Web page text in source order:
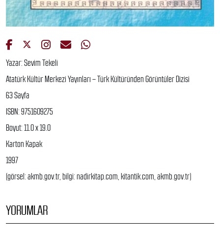
Yazar: Sevim Tekeli
Atatürk Kültür Merkezi Yayınları – Türk Kültüründen Görüntüler Dizisi
63 Sayfa
ISBN: 9751609275
Boyut: 11.0 x 19.0
Karton Kapak
1997
(görsel: akmb.gov.tr, bilgi: nadirkitap.com, kitantik.com, akmb.gov.tr)
YORUMLAR